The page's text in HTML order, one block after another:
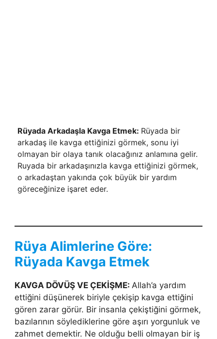
Rüyada Arkadaşla Kavga Etmek: Rüyada bir
arkadaş ile kavga ettiğinizi görmek, sonu iyi
olmayan bir olaya tanık olacağınız anlamına gelir.
Ruyada bir arkadaşınızla kavga ettiğinizi görmek,
o arkadaştan yakında çok büyük bir yardım
göreceğinize işaret eder.
Rüya Alimlerine Göre:
Rüyada Kavga Etmek
KAVGA DÖVÜŞ VE ÇEKİŞME: Allah’a yardım
ettiğini düşünerek biriyle çekişip kavga ettiğini
gören zarar görür. Bir insanla çekiştiğini görmek,
bazılarının söylediklerine göre aşırı yorgunluk ve
zahmet demektir. Ne olduğu belli olmayan bir iş